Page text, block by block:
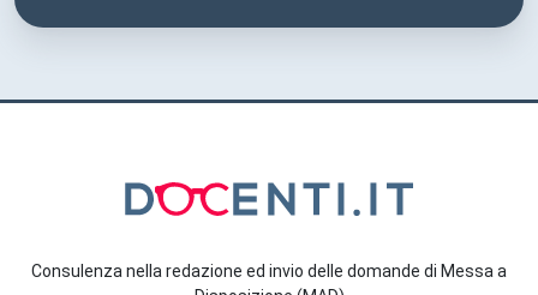
Consulenza nella redazione ed invio delle domande di Messa a